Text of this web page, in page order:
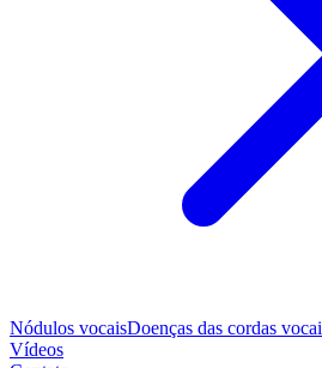
Nódulos vocaisDoenças das cordas
Vídeos